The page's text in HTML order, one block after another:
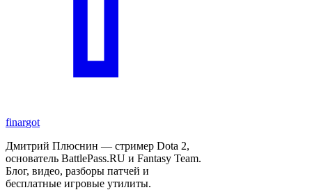
finargot
Дмитрий Плюснин — стример Dota 2,
основатель BattlePass.RU и Fantasy Team.
Блог, видео, разборы патчей и
бесплатные игровые утилиты.